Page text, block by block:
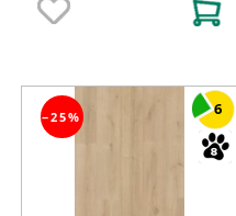
−25% 6